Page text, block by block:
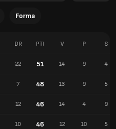
Forma
DR PTI V P S
22 51 14 9 4
7 48 13 9 5
12 46 14 4 9
10 46 12 10 5